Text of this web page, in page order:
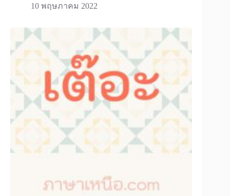
10 พฤษภาคม 2022